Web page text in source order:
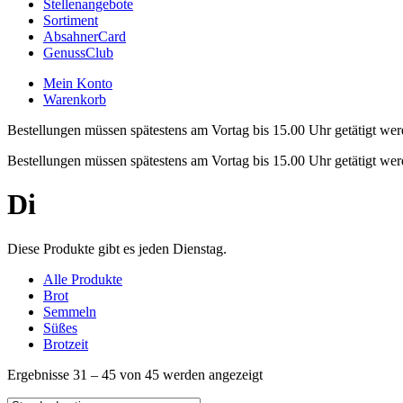
Stellenangebote
Sortiment
AbsahnerCard
GenussClub
Mein Konto
Warenkorb
Bestellungen müssen spätestens am Vortag bis 15.00 Uhr getätigt
Bestellungen müssen spätestens am Vortag bis 15.00 Uhr getätigt
Di
Diese Produkte gibt es jeden Dienstag.
Alle Produkte
Brot
Semmeln
Süßes
Brotzeit
Ergebnisse 31 – 45 von 45 werden angezeigt